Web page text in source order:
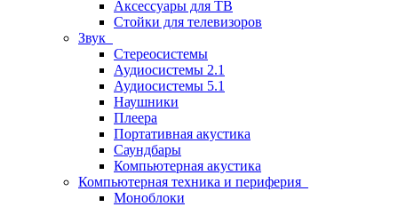
Аксессуары для ТВ
Стойки для телевизоров
Звук
Стереосистемы
Аудиосистемы 2.1
Аудиосистемы 5.1
Наушники
Плеера
Портативная акустика
Саундбары
Компьютерная акустика
Компьютерная техника и периферия
Моноблоки